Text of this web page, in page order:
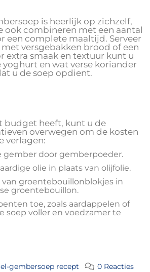
is heerlijk op zichzelf,
ook combineren met een aantal
een complete maaltijd. Serveer
versgebakken brood of een
extra smaak en textuur kunt u
yoghurt en wat verse koriander
u de soep opdient.
budget heeft, kunt u de
overwegen om de kosten
verlagen:
gember door gemberpoeder.
olie in plaats van olijfolie.
van groentebouillonblokjes in
groentebouillon.
toe, zoals aardappelen of
soep voller en voedzamer te
gembersoep recept 0 Reacties